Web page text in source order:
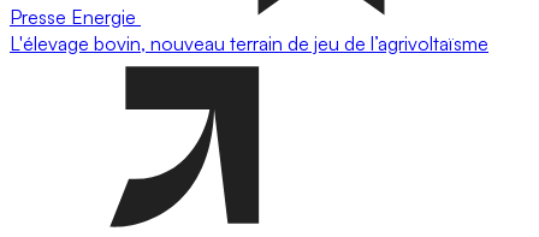
Presse Energie
L'élevage bovin, nouveau terrain de jeu de l’agrivoltaïsme